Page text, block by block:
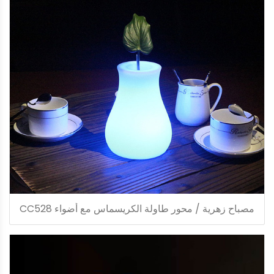
مصباح زهرية / محور طاولة الكريسماس مع أضواء CC528